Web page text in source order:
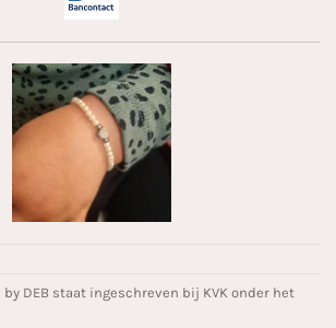
DEB staat ingeschreven bij KVK onder het